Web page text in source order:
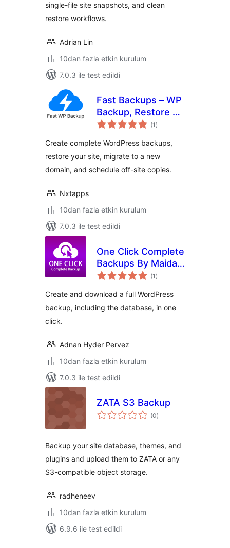
single-file site snapshots, and clean
restore workflows.
Adrian Lin
10dan fazla etkin kurulum
7.0.3 ile test edildi
Fast Backups – WP
Backup, Restore &
Migration
(1 toplam
puan
)
Create complete WordPress backups,
restore your site, migrate to a new
domain, and schedule off-site copies.
Nxtapps
10dan fazla etkin kurulum
7.0.3 ile test edildi
One Click Complete
Backups By Maida
Themes
(1 toplam
puan
)
Create and download a full WordPress
backup, including the database, in one
click.
Adnan Hyder Pervez
10dan fazla etkin kurulum
7.0.3 ile test edildi
ZATA S3 Backup
(0toplam
puan
)
Backup your site database, themes, and
plugins and upload them to ZATA or any
S3-compatible object storage.
radheneev
10dan fazla etkin kurulum
6.9.6 ile test edildi